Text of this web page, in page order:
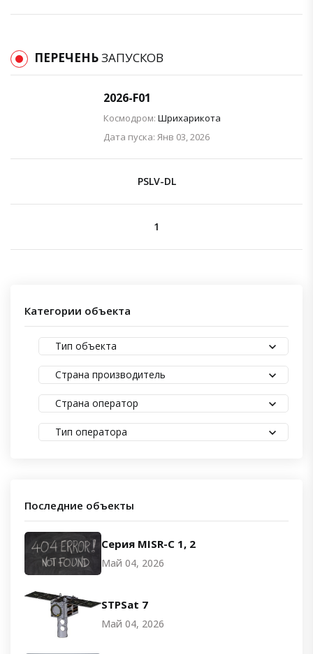
ПЕРЕЧЕНЬЗАПУСКОВ
2026-F01
Космодром: Шрихарикота
Дата пуска: Янв 03, 2026
PSLV-DL
1
Категории объекта
Тип объекта
Страна производитель
Страна оператор
Тип оператора
Последние объекты
Серия MISR-C 1, 2
Май 04, 2026
STPSat 7
Май 04, 2026